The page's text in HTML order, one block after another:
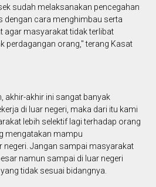
sudah melaksanakan pencegahan
dengan cara menghimbau serta
agar masyarakat tidak terlibat
perdagangan orang," terang Kasat
akhir-akhir ini sangat banyak
di luar negeri, maka dari itu kami
lebih selektif lagi terhadap orang
mengatakan mampu
negeri. Jangan sampai masyarakat
namun sampai di luar negeri
tidak sesuai bidangnya.